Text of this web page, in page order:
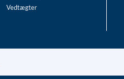
Vedtægter